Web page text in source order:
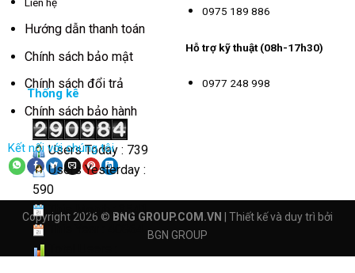
Hướng dẫn thanh toán
Chính sách bảo mật
Chính sách đổi trả
Chính sách bảo hành
Kết nối với chúng tôi
0975 189 886
Hỗ trợ kỹ thuật (08h-17h30)
0977 248 998
Thống kê
Users Today : 739
Users Yesterday :
590
This Month : 3541
Copyright 2026 © BNG GROUP.COM.VN
| Thiết kế và duy trì bởi
BGN GROUP